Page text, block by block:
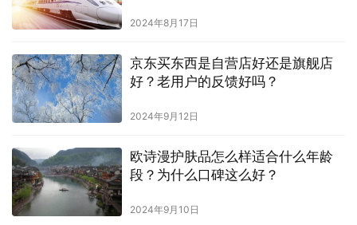
2024年8月17日
京东买东西是自营店好还是旗舰店
好？老用户的反馈好吗？
2024年9月12日
欧诗漫护肤品怎么样适合什么年龄
段？为什么口碑这么好？
2024年9月10日